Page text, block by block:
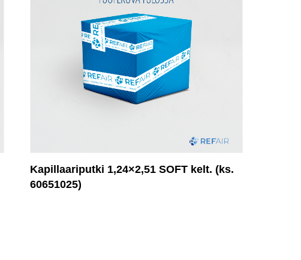
Kapillaariputki 1,24×2,51 SOFT kelt. (ks.
60651025)